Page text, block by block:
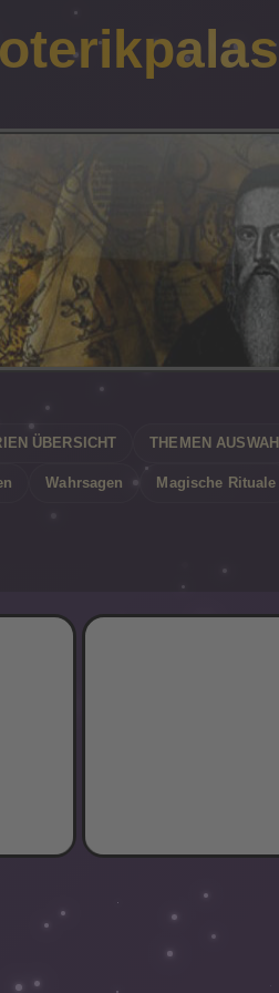
ÜBERSICHT THEMEN
Wahrsagen Magische Rituale